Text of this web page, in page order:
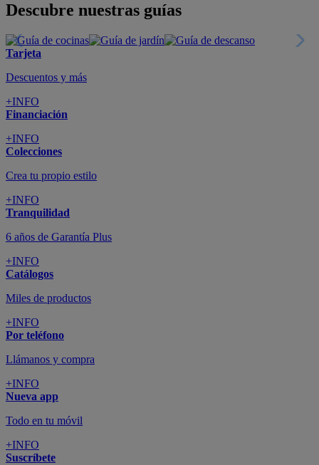
Descubre nuestras guías
Tarjeta
Descuentos y más
+INFO
Financiación
+INFO
Colecciones
Crea tu propio estilo
+INFO
Tranquilidad
6 años de Garantía Plus
+INFO
Catálogos
Miles de productos
+INFO
Por teléfono
Llámanos y compra
+INFO
Nueva app
Todo en tu móvil
+INFO
Suscríbete